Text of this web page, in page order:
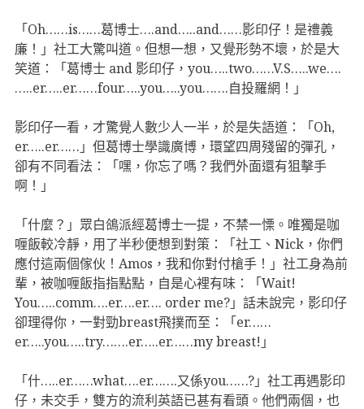
「Oh……is……葛博士….and…..and……影印仔！是禮義
廉！」社工大驚叫道。但想一想，又覺形勢不壞，於是大
笑道：「葛博士 and 影印仔，you…..two……V.S…..we….
…..er…..er……four…..you…..you…….自投羅網！」
影印仔一看，才驚覺人數少人一半，於是失語道：「Oh,
er…..er……」但葛博士學識廣博，環望四周殘留的彈孔，
卻有不同看法：「嘿，你忘了嗎？我們外面還有狙擊手
啊！」
「什麼？」眾白鴿派經葛博士一提，不禁一慄。唯獨是咖
喱飯較冷靜，用了半秒便想到對策：「社工、Nick，你們
應付這兩個傢伙！Amos，我和你對付槍手！」社工身為前
輩，被咖喱飯指指點點，自是心裡有味：「Wait!
You…..comm….er….er…. order me?」話未說完，影印仔
卻理得你，一對勁breast飛撲而至：「er……
er…..you…..try…….er…..er……my breast!」
「什…..er……what….er…….又係you……?」社工再遇影印
仔，未交手，雙方的流利英語已甚有看頭。他們兩個，也